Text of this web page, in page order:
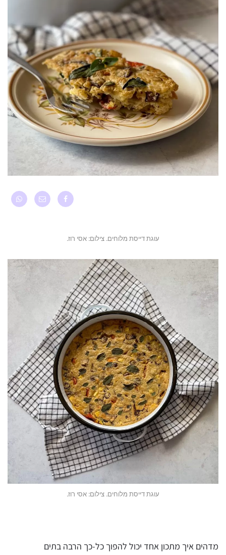
עוגת דייסת מלוחים. צילום: אסי רוז.
עוגת דייסת מלוחים. צילום: אסי רוז.
מדהים איך מתכון אחד יכול להפוך כל-כך הרבה בתים